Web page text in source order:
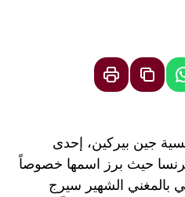
جين بيركين، إحدى
فرنسا حيث برز اسمها خصوصاً
بالمغني الشهير سيرج